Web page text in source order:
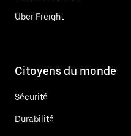
Uber Freight
Citoyens du monde
Sécurité
Durabilité